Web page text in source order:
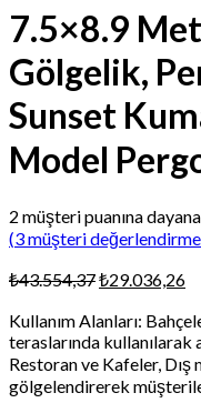
7.5×8.9
Gölgelik,
Sunset
Model
2 müşteri puanına
(3müşteri
₺43.554,37Orijinal
₺43.554,37.
₺29.036,26Şu
Kullanım Alanları:
teraslarında kullanılarak
Restoran ve Kafeler, Dış
gölgelendirerek